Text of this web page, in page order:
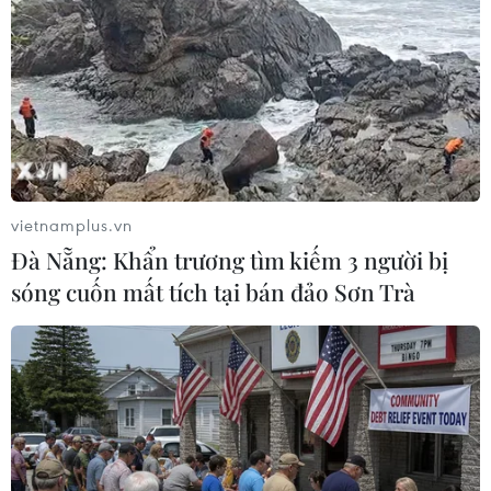
bàn giao việc thu gom, xử lý rác thải nhằm đảm
bảo vệ sinh môi trường và tránh tình trạng lãng
phí nguồn vốn ngân sách của Nhà nước, tài
nguyên đất đai và gây bức xúc trong nhân dân./.
(TTXVN/Vietnam+)
vietnamplus.vn
Đà Nẵng: Khẩn trương tìm kiếm 3 người bị
sóng cuốn mất tích tại bán đảo Sơn Trà